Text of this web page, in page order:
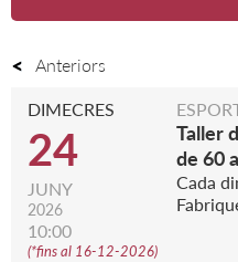
Anteriors
DIMECRES
24
JUNY
2026
10:00
(*fins al 16-12-2026)
Taller
de 60
Cada